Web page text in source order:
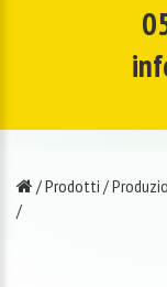
/Prodotti /
/